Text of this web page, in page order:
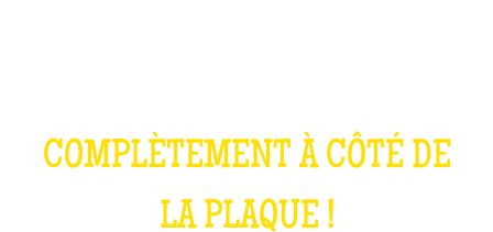
COMPLÈTEMENT À CÔTÉ DE
LA PLAQUE !